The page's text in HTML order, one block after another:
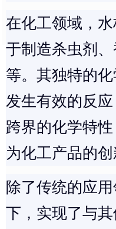
在化工领域，
于制造杀虫剂
等。其独特的
发生有效的反
跨界的化学特
为化工产品的
除了传统的应
下，实现了与